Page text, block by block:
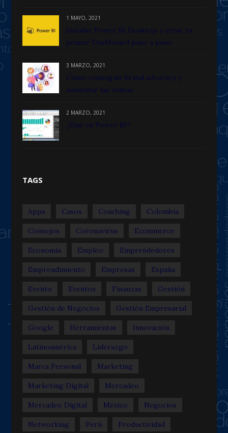
1 MAYO, 2021
Instalar Power BI Desktop y crear tu
primer Dashboard paso a paso
3 MARZO, 2021
Cómo conseguir brand advocacy y
aumentar las ventas
2 MARZO, 2021
¿Qué es Power BI?
TAGS
Apps Casos Coaching Colombia
Consejos Coronavirus Ecommerce
Economía Empleo Emprendedores
Emprendimiento Empresas España
Evento Eventos Finanzas Gestión
Gestión de Negocios Gestión Empresarial
Google Herramientas Innovación
Latinoamérica Liderazgo
Marca Personal Marketing
Marketing Digital Mercadeo
Mercadeo Digital México Negocios
Networking Perú Productividad